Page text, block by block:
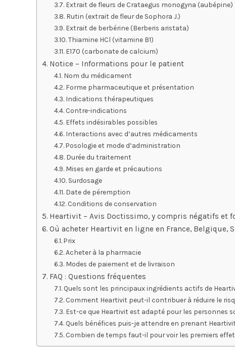
Extrait de fleurs de Crataegus monogyna (aubépine)
Rutin (extrait de fleur de Sophora J.)
Extrait de berbérine (Berberis aristata)
Thiamine HCl (vitamine B1)
E170 (carbonate de calcium)
Notice – Informations pour le patient
Nom du médicament
Forme pharmaceutique et présentation
Indications thérapeutiques
Contre-indications
Effets indésirables possibles
Interactions avec d’autres médicaments
Posologie et mode d’administration
Durée du traitement
Mises en garde et précautions
Surdosage
Date de péremption
Conditions de conservation
Heartivit – Avis Doctissimo, y compris négatifs et
Où acheter Heartivit en ligne en France, Belgique,
Prix
Acheter à la pharmacie
Modes de paiement et de livraison
FAQ : Questions fréquentes
Quels sont les principaux ingrédients actifs de
Comment Heartivit peut-il contribuer à réduire le
Est-ce que Heartivit est adapté pour les personnes
Quels bénéfices puis-je attendre en prenant
Combien de temps faut-il pour voir les premiers